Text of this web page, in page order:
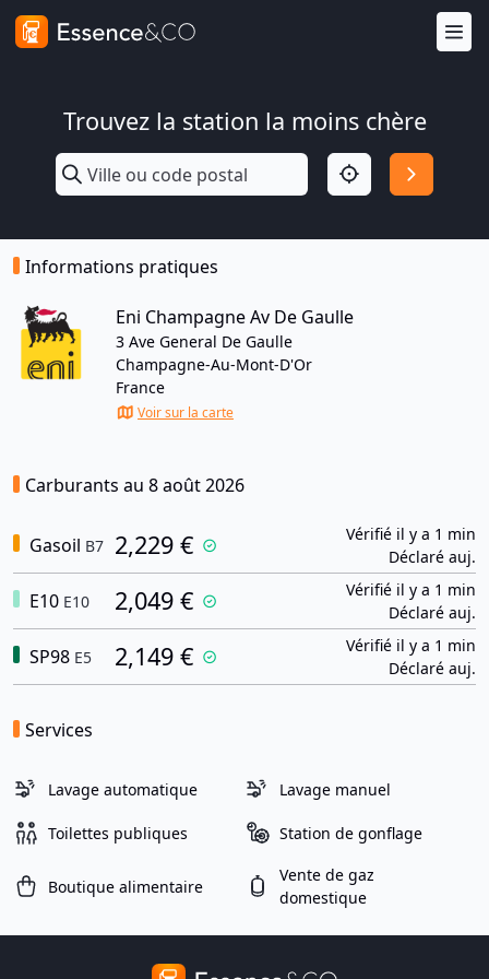
Trouvez la station la moins chère
Informations pratiques
Eni Champagne Av De Gaulle
3 Ave General De Gaulle
Champagne-Au-Mont-D'Or
France
Voir sur la carte
Carburants au 8 août 2026
Gasoil B7 2,229 €
Vérifié il y a 1 min
Déclaré auj.
E10 E10 2,049 €
Vérifié il y a 1 min
Déclaré auj.
SP98 E5 2,149 €
Vérifié il y a 1 min
Déclaré auj.
Services
Lavage automatique Lavage manuel
Toilettes publiques Station de gonflage
Boutique alimentaire
Vente de gaz
domestique